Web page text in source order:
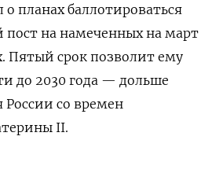
о планах баллотироваться
пост на намеченных на март
Пятый срок позволит ему
до 2030 года — дольше
России со времен
II.